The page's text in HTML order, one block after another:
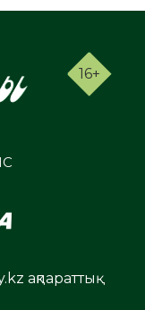
16+
ақпараттық